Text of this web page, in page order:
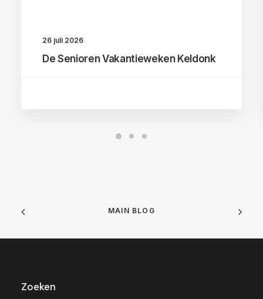
26 juli 2026
De Senioren Vakantieweken Keldonk
MAIN BLOG
Zoeken